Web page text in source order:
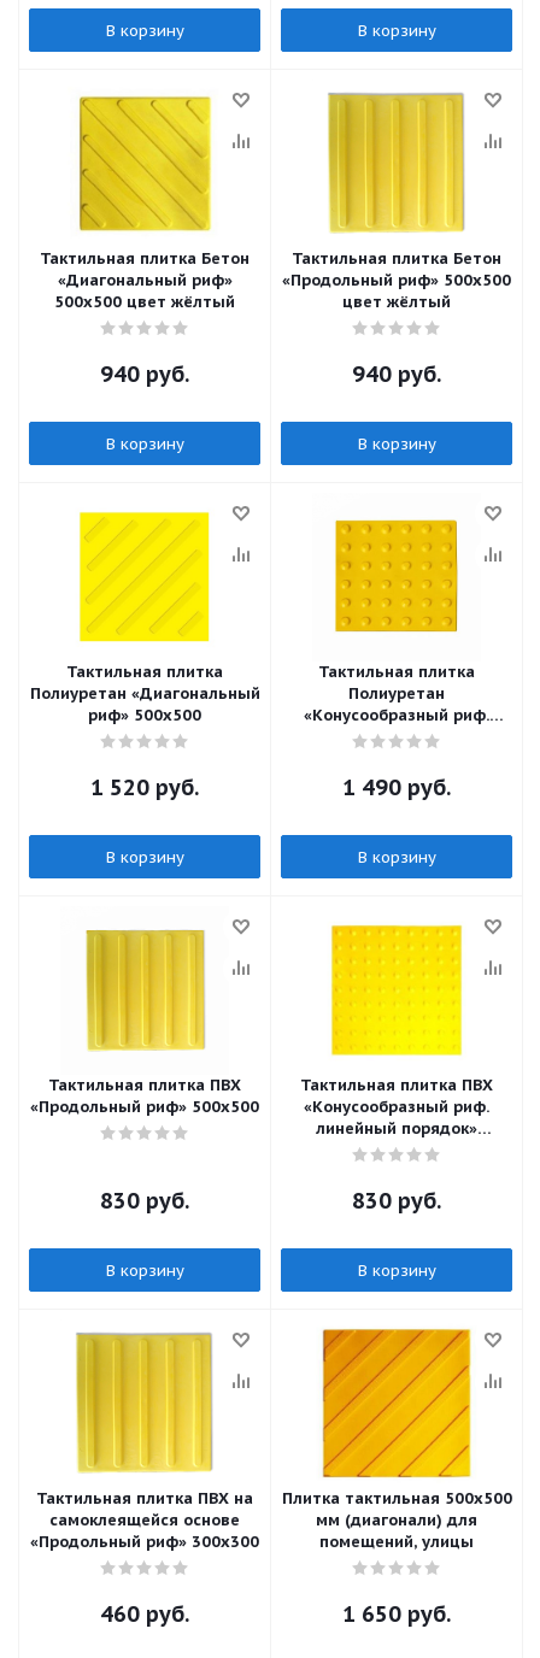
В корзину В корзину
Тактильная плитка Бетон
«Диагональный риф»
500х500 цвет жёлтый
940 руб.
В корзину
Тактильная плитка Бетон
«Продольный риф» 500х500
цвет жёлтый
940 руб.
В корзину
Тактильная плитка
Полиуретан «Диагональный
риф» 500х500
1 520 руб.
В корзину
Тактильная плитка
Полиуретан
«Конусообразный риф.
линейный порядок»
1 490 руб.
В корзину
Тактильная плитка ПВХ
«Продольный риф» 500х500
830 руб.
В корзину
Тактильная плитка ПВХ
«Конусообразный риф.
линейный порядок»
500х500
830 руб.
В корзину
Тактильная плитка ПВХ на
самоклеящейся основе
«Продольный риф» 300х300
460 руб.
Плитка тактильная 500х500
мм (диагонали) для
помещений, улицы
1 650 руб.